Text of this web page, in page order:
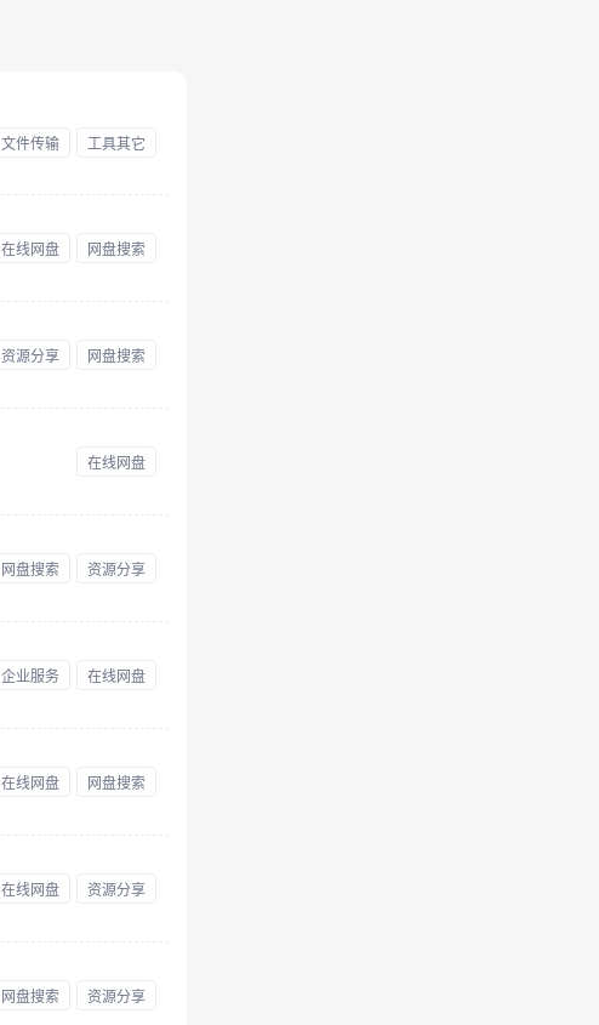
文件传输 工具其它
在线网盘 网盘搜索
资源分享 网盘搜索
在线网盘
网盘搜索 资源分享
企业服务 在线网盘
在线网盘 网盘搜索
在线网盘 资源分享
网盘搜索 资源分享